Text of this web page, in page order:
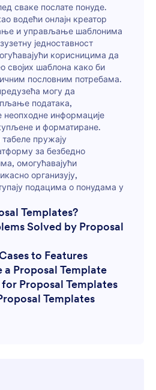
сваке послате понуде.
водећи онлајн креатор
и управљање шаблонима
једноставност
корисницима да
својих шаблона како би
пословним потребама.
могу да
података,
неопходне информације
и форматиране.
пружају
за безбедно
омогућавајући
организују,
подацима о понудама у
Templates?
Solved by Proposal
to Features
Proposal Template
for Proposal Templates
Templates